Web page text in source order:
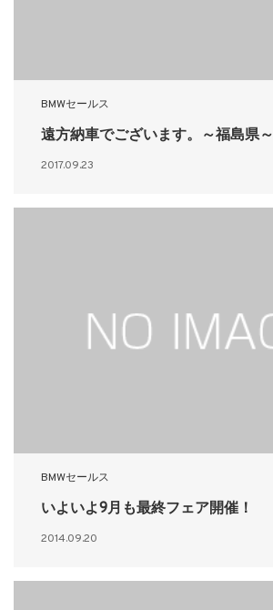
BMWセールス
遠方納車でございます。～福島県～
2017.09.23
BMWセールス
いよいよ9月も最終フェア開催！
2014.09.20